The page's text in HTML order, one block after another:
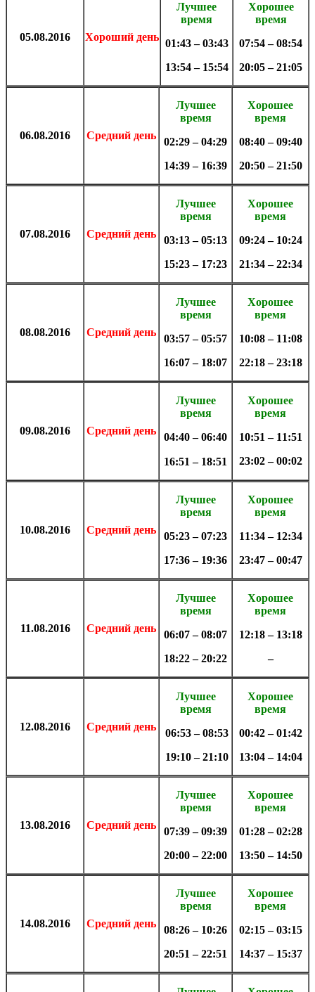
05.08.2016 Хороший день
Лучшее
время
01:43 – 03:43
13:54 – 15:54
Хорошее
время
07:54 – 08:54
20:05 – 21:05
06.08.2016 Средний день
Лучшее
время
02:29 – 04:29
14:39 – 16:39
Хорошее
время
08:40 – 09:40
20:50 – 21:50
07.08.2016 Средний день
Лучшее
время
03:13 – 05:13
15:23 – 17:23
Хорошее
время
09:24 – 10:24
21:34 – 22:34
08.08.2016 Средний день
Лучшее
время
03:57 – 05:57
16:07 – 18:07
Хорошее
время
10:08 – 11:08
22:18 – 23:18
09.08.2016 Средний день
Лучшее
время
04:40 – 06:40
16:51 – 18:51
Хорошее
время
10:51 – 11:51
23:02 – 00:02
10.08.2016 Средний день
Лучшее
время
05:23 – 07:23
17:36 – 19:36
Хорошее
время
11:34 – 12:34
23:47 – 00:47
11.08.2016 Средний день
Лучшее
время
06:07 – 08:07
18:22 – 20:22
Хорошее
время
12:18 – 13:18
–
12.08.2016 Средний день
Лучшее
время
06:53 – 08:53
19:10 – 21:10
Хорошее
время
00:42 – 01:42
13:04 – 14:04
13.08.2016 Средний день
Лучшее
время
07:39 – 09:39
20:00 – 22:00
Хорошее
время
01:28 – 02:28
13:50 – 14:50
14.08.2016 Средний день
Лучшее
время
08:26 – 10:26
20:51 – 22:51
Хорошее
время
02:15 – 03:15
14:37 – 15:37